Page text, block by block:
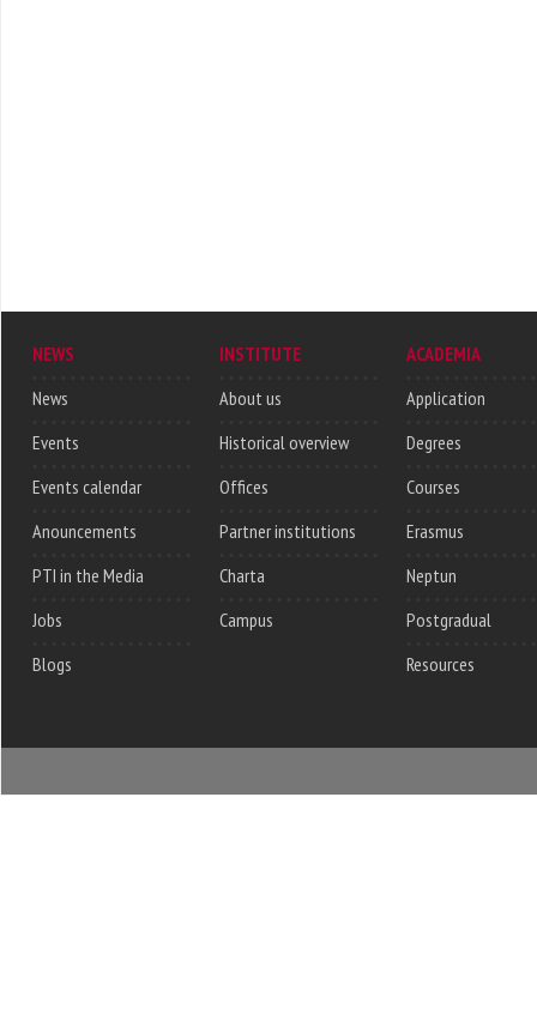
NEWS
News
Events
Events calendar
Anouncements
PTI in the Media
Jobs
Blogs
INSTITUTE
About us
Historical overview
Offices
Partner institutions
Charta
Campus
ACADEMIA
Application
Degrees
Courses
Erasmus
Neptun
Postgradual
Resources